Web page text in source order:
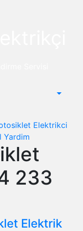
Elektrikci
Yardim
233
Elektrik